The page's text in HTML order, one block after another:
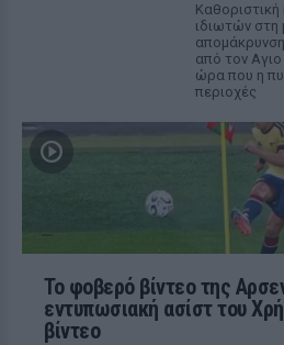
ιδιωτών στη
από τον
ώρα που η
περιοχές
Το φοβερό βίντεο της
εντυπωσιακή ασίστ του
βίντεο